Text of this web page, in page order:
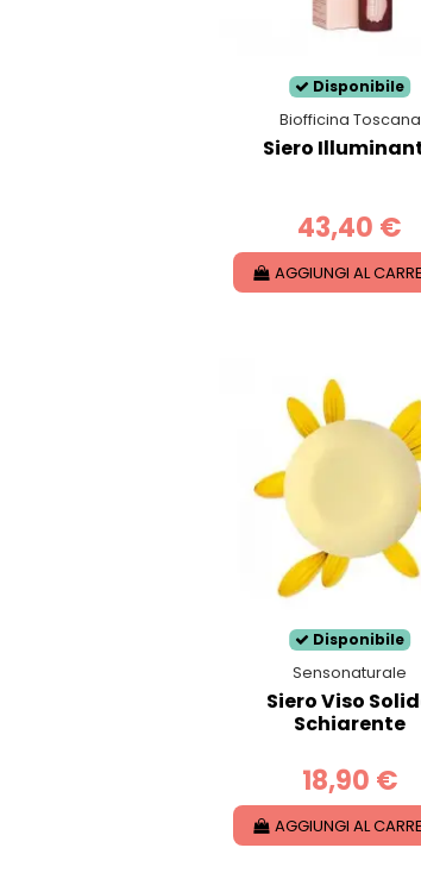
Disponibile
Biofficina Toscana
Siero
43,40 €
AGGIUNGI AL
Disponibile
Sensonaturale
Siero Viso
Schiarente
18,90 €
AGGIUNGI AL